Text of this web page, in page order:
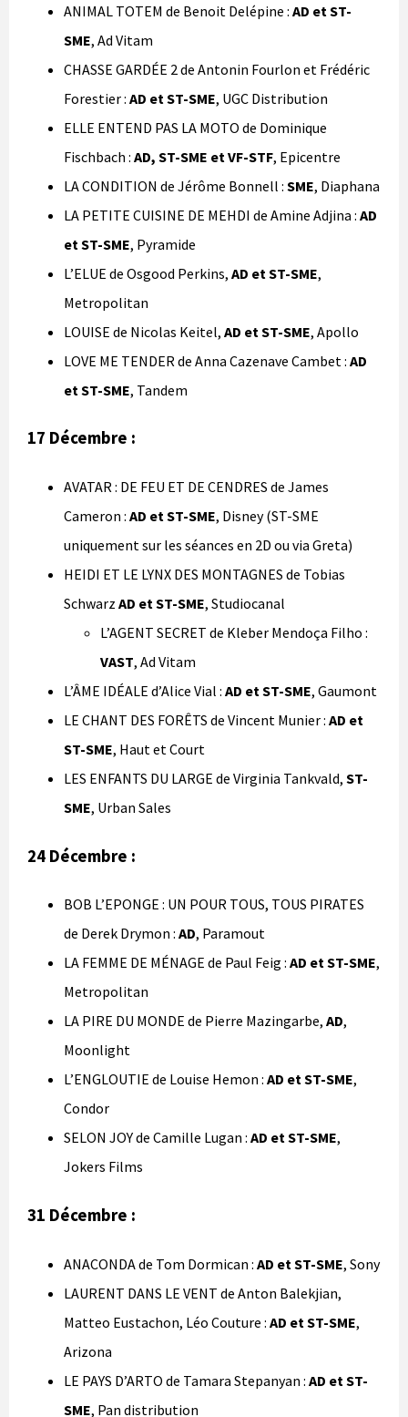
ANIMAL TOTEM de Benoit Delépine : AD et ST-
SME, Ad Vitam
CHASSE GARDÉE 2 de Antonin Fourlon et Frédéric
Forestier : AD et ST-SME, UGC Distribution
ELLE ENTEND PAS LA MOTO de Dominique
Fischbach : AD, ST-SME et VF-STF, Epicentre
LA CONDITION de Jérôme Bonnell : SME, Diaphana
LA PETITE CUISINE DE MEHDI de Amine Adjina : AD
et ST-SME, Pyramide
L’ELUE de Osgood Perkins, AD et ST-SME,
Metropolitan
LOUISE de Nicolas Keitel, AD et ST-SME, Apollo
LOVE ME TENDER de Anna Cazenave Cambet : AD
et ST-SME, Tandem
17 Décembre :
AVATAR : DE FEU ET DE CENDRES de James
Cameron : AD et ST-SME, Disney (ST-SME
uniquement sur les séances en 2D ou via Greta)
HEIDI ET LE LYNX DES MONTAGNES de Tobias
Schwarz AD et ST-SME, Studiocanal
L’AGENT SECRET de Kleber Mendoça Filho :
VAST, Ad Vitam
L’ÂME IDÉALE d’Alice Vial : AD et ST-SME, Gaumont
LE CHANT DES FORÊTS de Vincent Munier : AD et
ST-SME, Haut et Court
LES ENFANTS DU LARGE de Virginia Tankvald, ST-
SME, Urban Sales
24 Décembre :
BOB L’EPONGE : UN POUR TOUS, TOUS PIRATES
de Derek Drymon : AD, Paramout
LA FEMME DE MÉNAGE de Paul Feig : AD et ST-SME,
Metropolitan
LA PIRE DU MONDE de Pierre Mazingarbe, AD,
Moonlight
L’ENGLOUTIE de Louise Hemon : AD et ST-SME,
Condor
SELON JOY de Camille Lugan : AD et ST-SME,
Jokers Films
31 Décembre :
ANACONDA de Tom Dormican : AD et ST-SME, Sony
LAURENT DANS LE VENT de Anton Balekjian,
Matteo Eustachon, Léo Couture : AD et ST-SME,
Arizona
LE PAYS D’ARTO de Tamara Stepanyan : AD et ST-
SME, Pan distribution